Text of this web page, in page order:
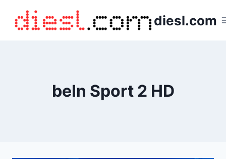
contenido
diesl.com
beIn Sport 2 HD